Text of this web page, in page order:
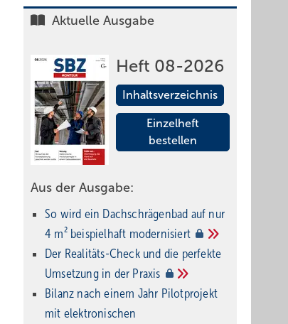
Aktuelle Ausgabe
Heft 08-2026
Inhaltsverzeichnis
Einzelheft
bestellen
Aus der Ausgabe:
So wird ein Dach­schrägenbad auf nur
4 m² beispielhaft modernisiert
Der Realitäts-Check und die perfekte
Umsetzung in der Praxis
Bilanz nach einem Jahr Pilotprojekt
mit elektronischen